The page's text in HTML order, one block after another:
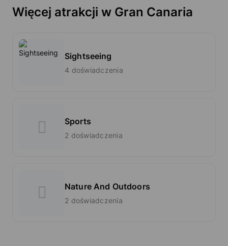
Więcej atrakcji w Gran Canaria
Sightseeing
4 doświadczenia
Sports
2 doświadczenia
Nature And Outdoors
2 doświadczenia